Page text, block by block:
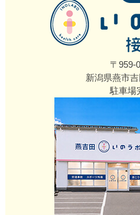
〒959-
新潟県燕市吉
駐車場